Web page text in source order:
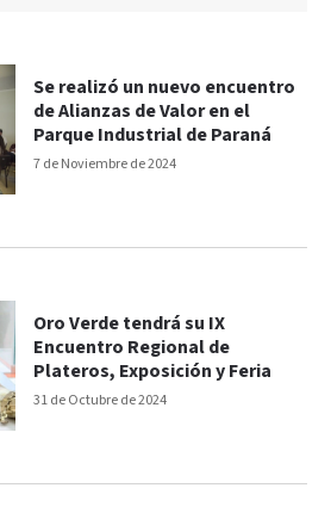
7 de Noviembre de 2024
Se realizó un nuevo encuentro
de Alianzas de Valor en el
Parque Industrial de Paraná
31 de Octubre de 2024
Oro Verde tendrá su IX
Encuentro Regional de
Plateros, Exposición y Feria